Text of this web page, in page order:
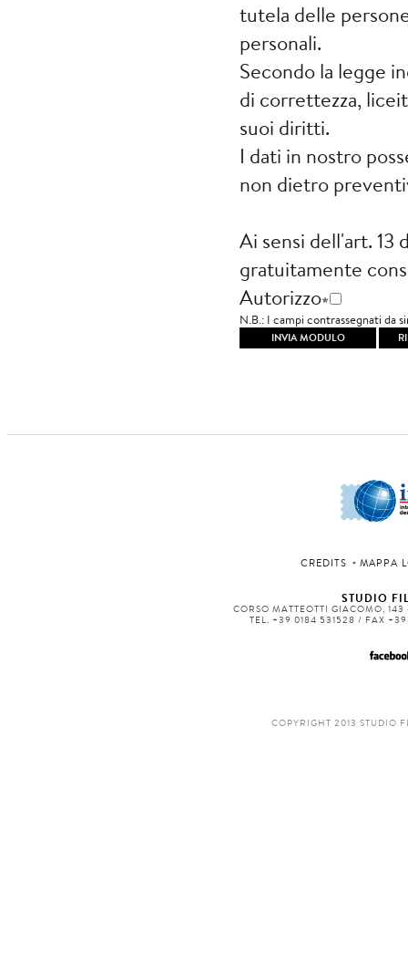
tutela delle
personali.
Secondo la legge
di correttezza,
suoi diritti.
I dati in nostro
non dietro
Ai sensi dell'art. 13
gratuitamente
Autorizzo
N.B.:
CREDITS MAPPA
STUDIO
CORSO MATTEOTTI GIACOMO,
TEL. +39 0184 531528 / FAX
COPYRIGHT 2013 STUDIO